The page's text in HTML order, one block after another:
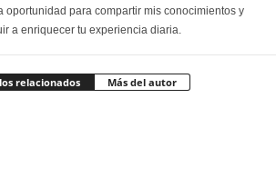
oportunidad para compartir mis conocimientos y
a enriquecer tu experiencia diaria.
relacionados Más del autor